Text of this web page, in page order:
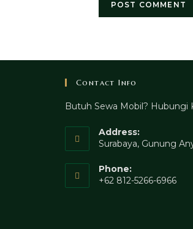
Contact Info
Butuh Sewa Mobil? Hubungi
Address:
Surabaya, Gunung
Phone:
+62 812-5266-6966